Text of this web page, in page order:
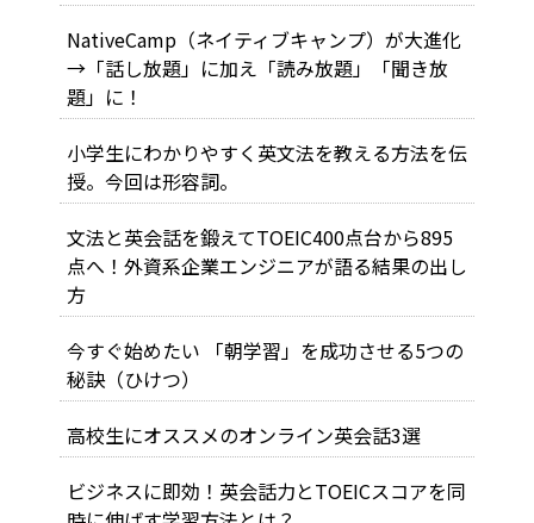
NativeCamp（ネイティブキャンプ）が大進化
→「話し放題」に加え「読み放題」「聞き放
題」に！
小学生にわかりやすく英文法を教える方法を伝
授。今回は形容詞。
文法と英会話を鍛えてTOEIC400点台から895
点へ！外資系企業エンジニアが語る結果の出し
方
今すぐ始めたい 「朝学習」を成功させる5つの
秘訣（ひけつ）
高校生にオススメのオンライン英会話3選
ビジネスに即効！英会話力とTOEICスコアを同